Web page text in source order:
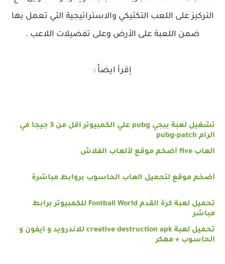
التركيز على اللعب التكتيكي والاستراتيجية التي تعمل بها
ضمن اللعبة على الأرض وعلى تفضيلات اللاعب .
إقرأ ايضاً :
تشغيل لعبة ببجي pubg علي الكمبيوتر اقل من 3 جيجا في
الرام pubg-patch
العاب five أضخم موقع لألعاب الفلاش
أضخم موقع لتحميل العاب الحاسوب بروابط مباشرة
تحميل لعبة كرة القدم Football World للكمبيوتر برابط
مباشر
تحميل لعبة creative destruction apk للاندرويد و ايفون و
الحاسوب + مهكر